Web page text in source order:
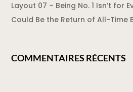
Layout 07 – Being No. 1 Isn’t for
Could Be the Return of All-Time
COMMENTAIRES RÉCENTS